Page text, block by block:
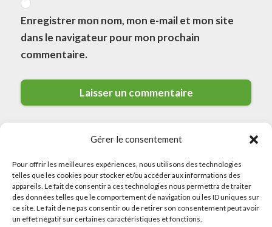
Gérer le consentement
Pour offrir les meilleures expériences, nous utilisons des technologies
telles que les cookies pour stocker et/ou accéder aux informations des
appareils. Le fait de consentir à ces technologies nous permettra de traiter
des données telles que le comportement de navigation ou les ID uniques sur
ce site. Le fait de ne pas consentir ou de retirer son consentement peut avoir
un effet négatif sur certaines caractéristiques et fonctions.
Enregistrer mon nom, mon e-mail et mon site
dans le navigateur pour mon prochain
commentaire.
© 2026 Meilleurs Plombiers · All rights reserved